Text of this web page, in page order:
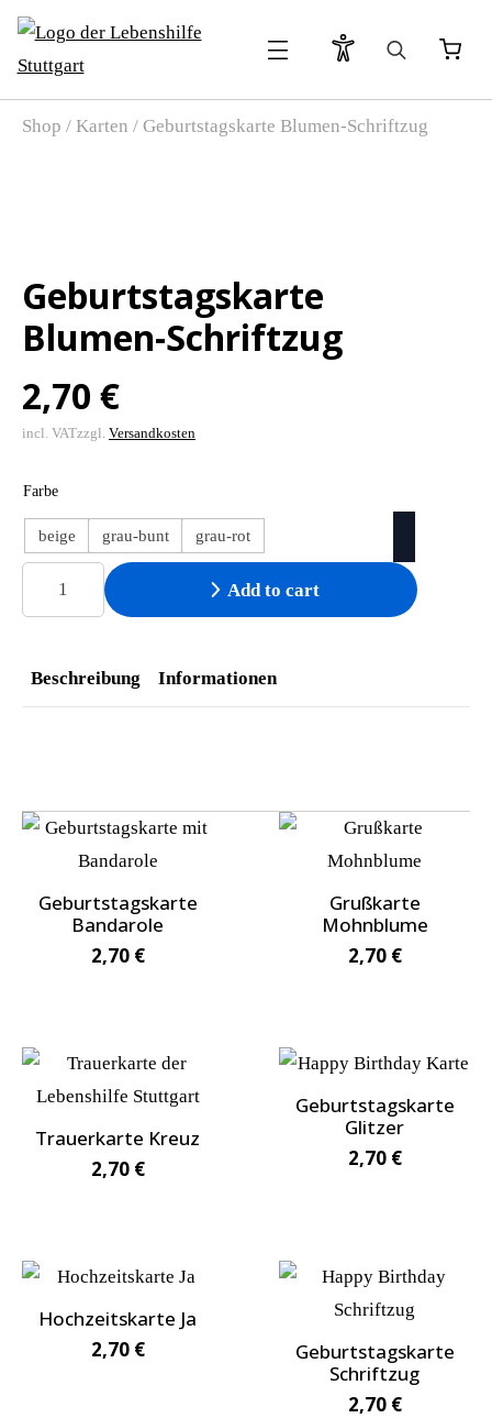
for:
Shop / Karten / Geburtstagskarte Blumen-Schriftzug
Geburtstagskarte
Blumen-Schriftzug
2,70 €
incl. VATzzgl. Versandkosten
Farbe
beige grau-bunt grau-rot
Geburtstagskarte
Blumen-
Schriftzug
quantity
Add to cart
Beschreibung Informationen
Geburtstagskarte
Bandarole
2,70 €
Grußkarte
Mohnblume
2,70 €
Trauerkarte Kreuz
2,70 €
Geburtstagskarte
Glitzer
2,70 €
Hochzeitskarte Ja
2,70 €
Geburtstagskarte
Schriftzug
2,70 €